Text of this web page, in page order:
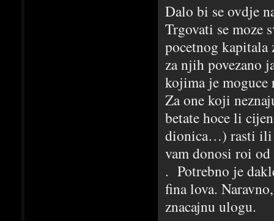
Dalo bi se ovdje
Trgovati se moze
pocetnog kapitala
za njih povezano
kojima je
Za one koji
betate hoce li
dionica…) rasti ili
vam donosi roi
. Potrebno je
fina lova.
znacajnu ulogu.